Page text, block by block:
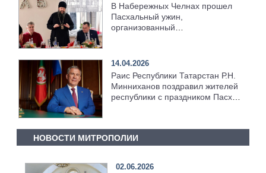
В Набережных Челнах прошел
Пасхальный ужин,
организованный
14.04.2026
Раис Республики Татарстан Р.Н.
Минниханов поздравил жителей
республики с праздником Пасхи
НОВОСТИ МИТРОПОЛИИ
02.06.2026